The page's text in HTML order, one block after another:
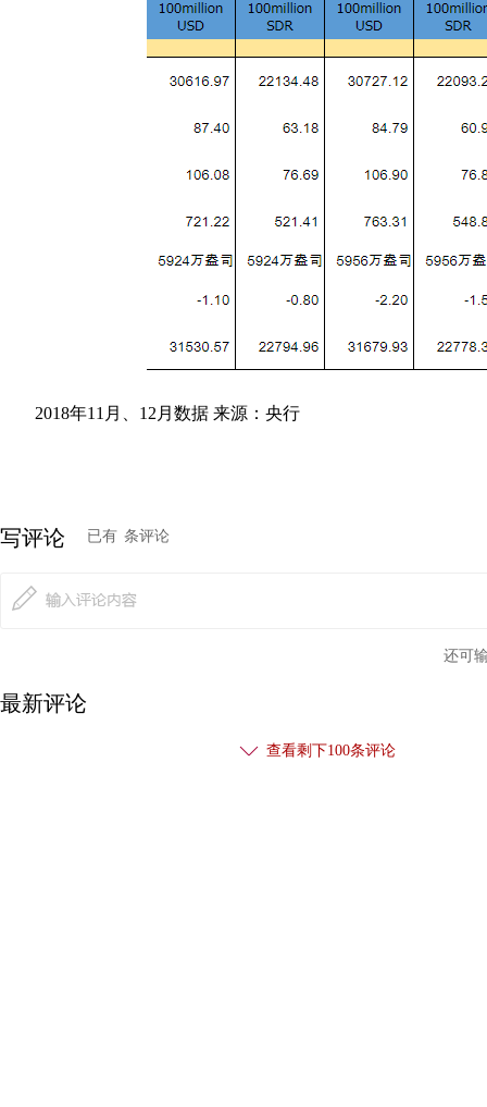
2018年11月、12月数据 来源：央行
写评论 已有 条评论
还可
最新评论
查看剩下100条评论